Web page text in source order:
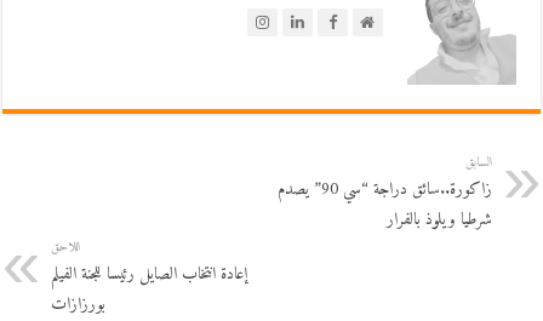
السابق
زاكورة..سائق دراجة “سي 90” يصدم
شرطيا ويلوذ بالفرار
اللاحق
إعادة انتخاب الصايل رئيسا للجنة الفيلم
بورزازات